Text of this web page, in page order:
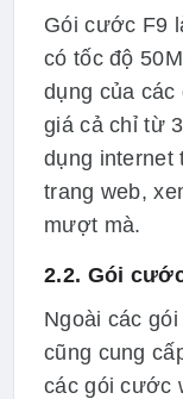
Gói cước F9
có tốc độ
dụng của
giá cả chỉ từ
dụng internet
trang web,
mượt mà.
2.2. Gói
Ngoài các
cũng cung
các gói cước